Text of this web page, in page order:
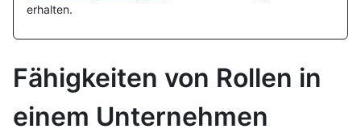
erhalten.
Fähigkeiten von Rollen in
einem Unternehmen